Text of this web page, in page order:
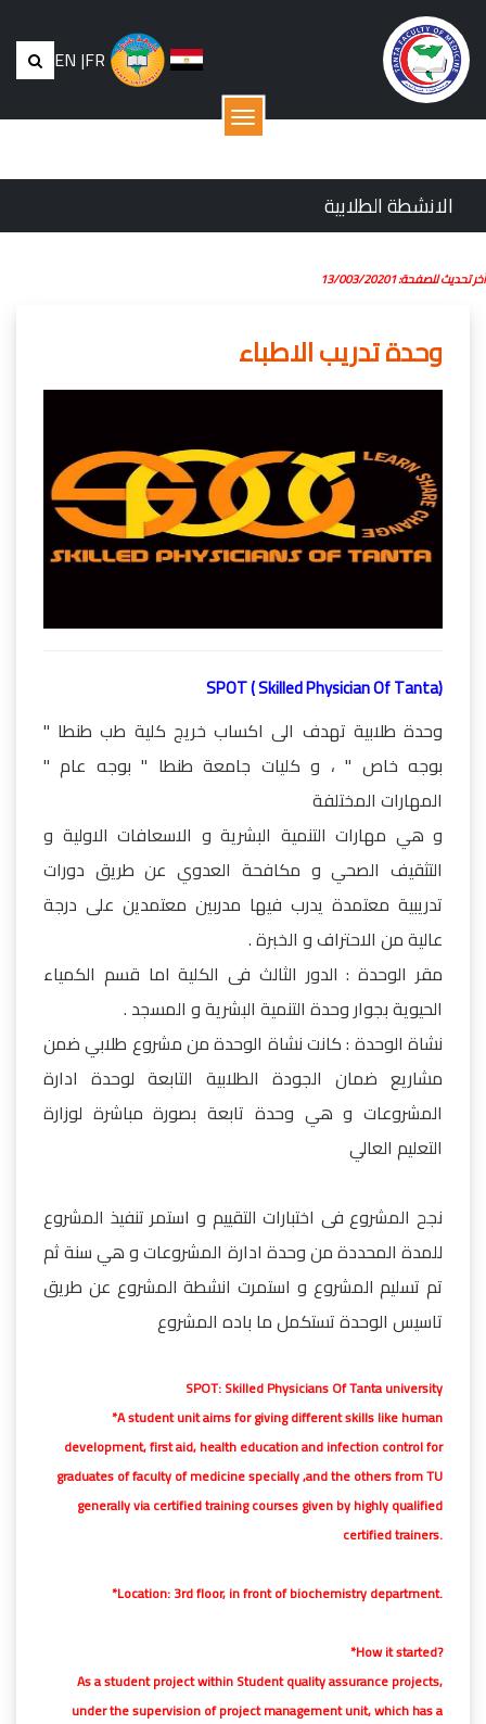
EN |FR
القائمة
الانشطة الطلابية
أخر تحديث للصفحة: 13/003/20201
وحدة تدريب الاطباء
SPOT ( Skilled Physician Of Tanta)
وحدة طلابية تهدف الى اكساب خريج كلية طب طنطا "
بوجه خاص " ، و كليات جامعة طنطا " بوجه عام "
المهارات المختلفة
و هي مهارات التنمية البشرية و الاسعافات الاولية و
التثقيف الصحي و مكافحة العدوي عن طريق دورات
تدريبية معتمدة يدرب فيها مدربين معتمدين على درجة
عالية من الاحتراف و الخبرة .
مقر الوحدة : الدور الثالث فى الكلية اما قسم الكمياء
الحيوية بجوار وحدة التنمية البشرية و المسجد .
نشاة الوحدة : كانت نشاة الوحدة من مشروع طلابي ضمن
مشاريع ضمان الجودة الطلابية التابعة لوحدة ادارة
المشروعات و هي وحدة تابعة بصورة مباشرة لوزارة
التعليم العالي
نجح المشروع فى اختبارات التقييم و استمر تنفيذ المشروع
للمدة المحددة من وحدة ادارة المشروعات و هي سنة ثم
تم تسليم المشروع و استمرت انشطة المشروع عن طريق
تاسيس الوحدة تستكمل ما باده المشروع
SPOT: Skilled Physicians Of Tanta university
*A student unit aims for giving different skills like human
development, first aid, health education and infection control for
graduates of faculty of medicine specially ,and the others from TU
generally via certified training courses given by highly qualified
certified trainers.
*Location: 3rd floor, in front of biochemistry department.
*How it started?
As a student project within Student quality assurance projects,
under the supervision of project management unit, which has a